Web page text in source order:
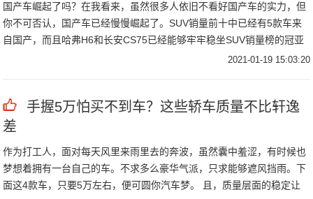
国产车崛起了吗？在我看来，虽然很多人依旧不看好国产车的实力，但
你不可否认，国产车已经慢慢崛起了。SUV销量前十中已经有5款车来
自国产，而且哈弗H6和长安CS75已经能够牢牢稳坐SUV销量榜的冠亚
2021-01-19 15:03:20
手握5万怕买不到车？这些轿车质量不比轩逸
差
作为打工人，面对每天风里来雨里去的奔波，虽然囊中羞涩，有时候也
梦想着拥有一台自己的车。不求多么豪华气派，只求能够遮风挡雨。下
面这4款车，只要5万左右，便可圆你汽车梦。 且，质量层面的稳定让